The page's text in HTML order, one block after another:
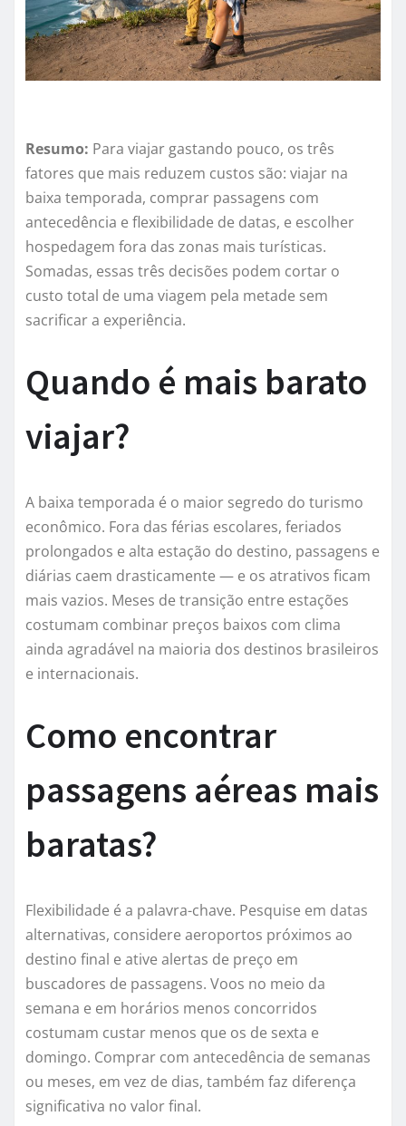
Resumo: Para viajar gastando pouco, os três
fatores que mais reduzem custos são: viajar na
baixa temporada, comprar passagens com
antecedência e flexibilidade de datas, e escolher
hospedagem fora das zonas mais turísticas.
Somadas, essas três decisões podem cortar o
custo total de uma viagem pela metade sem
sacrificar a experiência.
Quando é mais barato
viajar?
A baixa temporada é o maior segredo do turismo
econômico. Fora das férias escolares, feriados
prolongados e alta estação do destino, passagens e
diárias caem drasticamente — e os atrativos ficam
mais vazios. Meses de transição entre estações
costumam combinar preços baixos com clima
ainda agradável na maioria dos destinos brasileiros
e internacionais.
Como encontrar
passagens aéreas mais
baratas?
Flexibilidade é a palavra-chave. Pesquise em datas
alternativas, considere aeroportos próximos ao
destino final e ative alertas de preço em
buscadores de passagens. Voos no meio da
semana e em horários menos concorridos
costumam custar menos que os de sexta e
domingo. Comprar com antecedência de semanas
ou meses, em vez de dias, também faz diferença
significativa no valor final.